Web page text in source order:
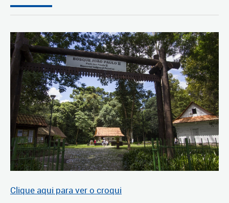
Clique aqui para ver o croqui